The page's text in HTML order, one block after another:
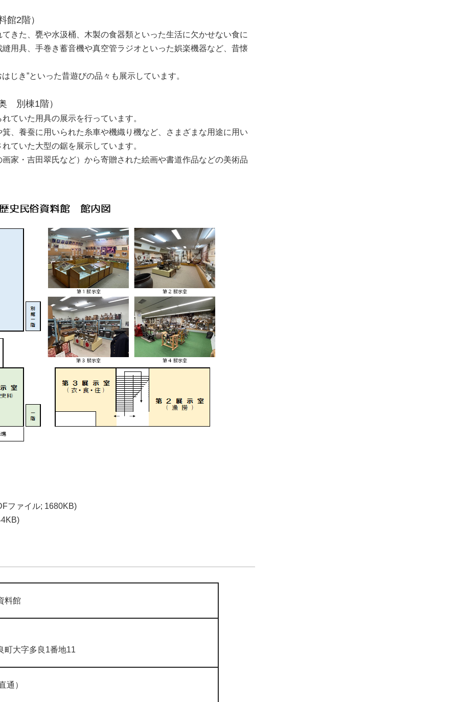
2階）
た、甕や水汲桶、木製の食器類といった生活に欠かせない食に
用具、手巻き蓄音機や真空管ラジオといった娯楽機器など、昔懐
じき”といった昔遊びの品々も展示しています。
別棟1階）
ていた用具の展示を行っています。
、養蚕に用いられた糸車や機織り機など、さまざまな用途に用い
ていた大型の鋸を展示しています。
家・吉田翠氏など）から寄贈された絵画や書道作品などの美術品
ファイル; 1680KB)
料館
町大字多良1番地11
通）